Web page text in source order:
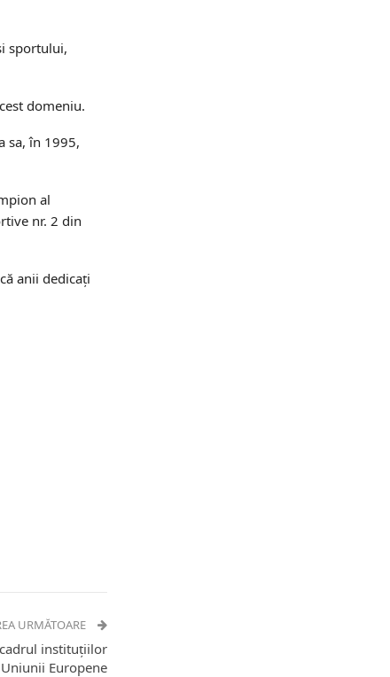
sportului,
domeniu.
sa, în 1995,
al
nr. 2 din
anii dedicați
URMĂTOARE
instituțiilor
Uniunii Europene